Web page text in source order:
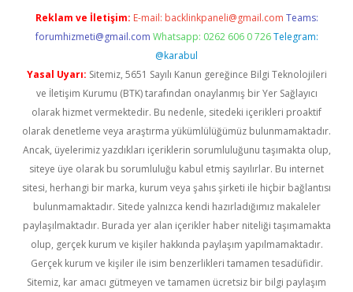
Reklam ve İletişim: E-mail: backlinkpaneli@gmail.com Teams:
forumhizmeti@gmail.com Whatsapp: 0262 606 0 726 Telegram:
@karabul
Yasal Uyarı: Sitemiz, 5651 Sayılı Kanun gereğince Bilgi Teknolojileri
ve İletişim Kurumu (BTK) tarafından onaylanmış bir Yer Sağlayıcı
olarak hizmet vermektedir. Bu nedenle, sitedeki içerikleri proaktif
olarak denetleme veya araştırma yükümlülüğümüz bulunmamaktadır.
Ancak, üyelerimiz yazdıkları içeriklerin sorumluluğunu taşımakta olup,
siteye üye olarak bu sorumluluğu kabul etmiş sayılırlar. Bu internet
sitesi, herhangi bir marka, kurum veya şahıs şirketi ile hiçbir bağlantısı
bulunmamaktadır. Sitede yalnızca kendi hazırladığımız makaleler
paylaşılmaktadır. Burada yer alan içerikler haber niteliği taşımamakta
olup, gerçek kurum ve kişiler hakkında paylaşım yapılmamaktadır.
Gerçek kurum ve kişiler ile isim benzerlikleri tamamen tesadüfidir.
Sitemiz, kar amacı gütmeyen ve tamamen ücretsiz bir bilgi paylaşım